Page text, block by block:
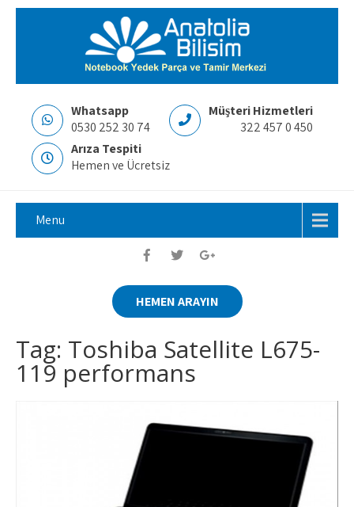
Whatsapp
0530 252 30 74
Müşteri Hizmetleri
322 457 0 450
Arıza Tespiti
Hemen ve Ücretsiz
Menu
HEMEN ARAYIN
Tag: Toshiba Satellite L675-
119 performans